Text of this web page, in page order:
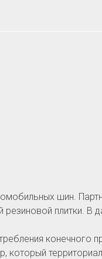
шин.
резиновой плитки. В
конечного
который